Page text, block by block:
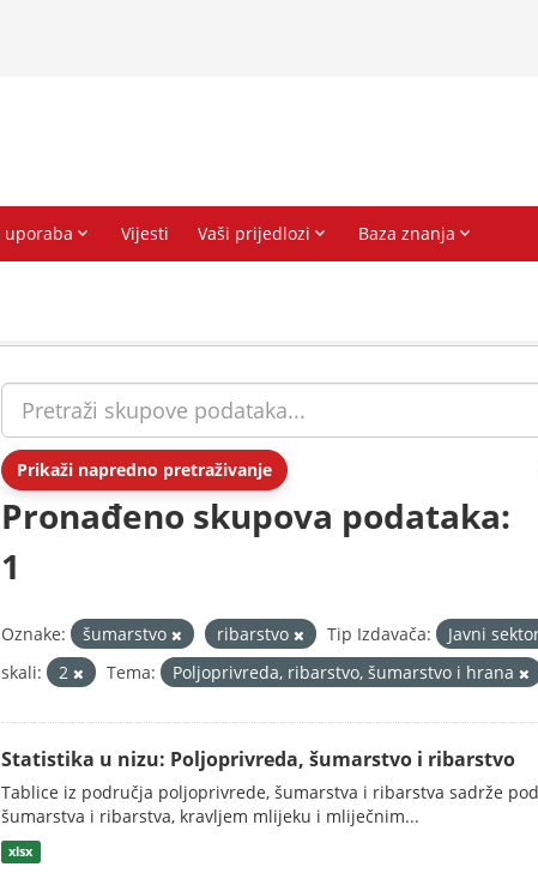
Prikaži napredno pretraživanje
Pronađeno skupova podataka:
1
Oznake: šumarstvo ribarstvo Tip Izdavača: Javni
skali:
2 Tema: Poljoprivreda, ribarstvo, šumarstvo i hrana
Statistika u nizu: Poljoprivreda, šumarstvo i ribarstvo
Tablice iz područja poljoprivrede, šumarstva i ribarstva sadrže
šumarstva i ribarstva, kravljem mlijeku i mliječnim...
xlsx